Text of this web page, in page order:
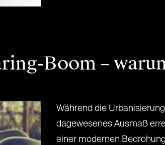
Boom –
Während die
dagewesenes Ausmaß
einer modernen